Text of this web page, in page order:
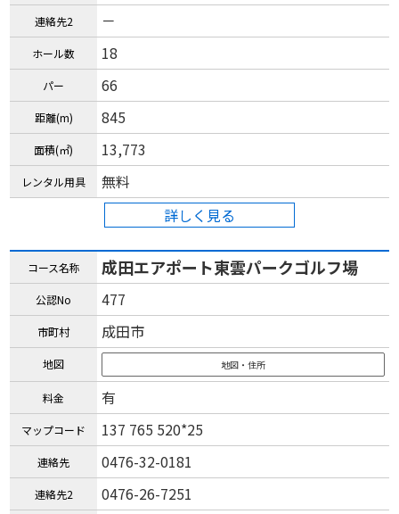
連絡先2 －
ホール数 18
パー 66
距離(m) 845
面積(㎡) 13,773
レンタル用具
無料
詳しく見る
コース名称 成田エアポート東雲パークゴルフ場
公認No 477
市町村 成田市
地図 地図・住所
料金 有
マップコード 137 765 520*25
連絡先 0476-32-0181
連絡先2 0476-26-7251